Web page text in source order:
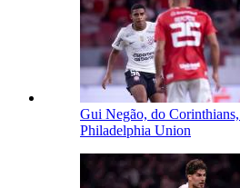
Gui Negão, do Corinthians,
Philadelphia Union